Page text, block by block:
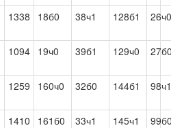
1338 18б0 38ч1 128б1 26ч0
1094 19ч0 39б1 129ч0
1259 160ч0 32б0 144б1 98ч1
1410 161б0 33ч1 145ч1